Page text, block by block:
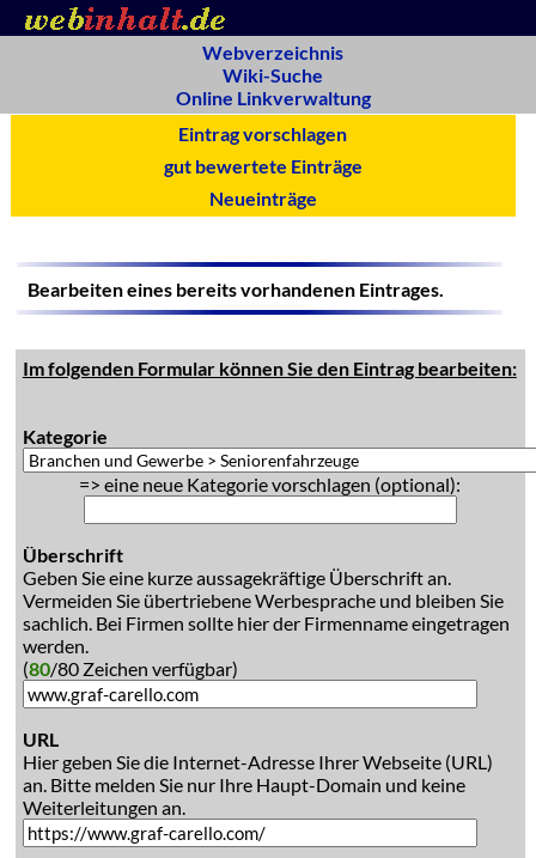
Webverzeichnis
Wiki-Suche
Online Linkverwaltung
Eintrag vorschlagen
gut bewertete Einträge
Neueinträge
Bearbeiten eines bereits vorhandenen Eintrages.
Im folgenden Formular können Sie den Eintrag bearbeiten:
Kategorie
=> eine neue Kategorie vorschlagen (optional):
Überschrift
Geben Sie eine kurze aussagekräftige Überschrift an.
Vermeiden Sie übertriebene Werbesprache und bleiben Sie
sachlich. Bei Firmen sollte hier der Firmenname eingetragen
werden.
(80/80 Zeichen verfügbar)
URL
Hier geben Sie die Internet-Adresse Ihrer Webseite (URL)
an. Bitte melden Sie nur Ihre Haupt-Domain und keine
Weiterleitungen an.